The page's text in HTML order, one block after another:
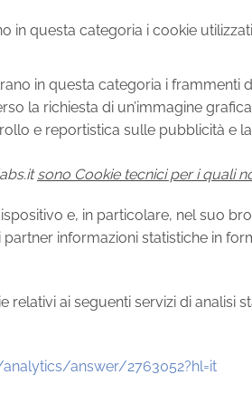
in questa categoria i cookie
in questa categoria i frammenti
la richiesta di un’immagine
e reportistica sulle pubblicità e
sono Cookie tecnici per i quali
e, in particolare, nel suo
informazioni statistiche in
relativi ai seguenti servizi di analisi
answer/2763052?hl=it